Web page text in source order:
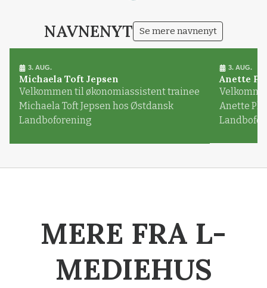
NAVNENYT Se mere navnenyt
3. AUG.
Michaela Toft Jepsen
Velkommen til økonomiassistent trainee
Michaela Toft Jepsen hos Østdansk
Landboforening
3. AUG.
Anette
Anette
MERE FRA L-
MEDIEHUS